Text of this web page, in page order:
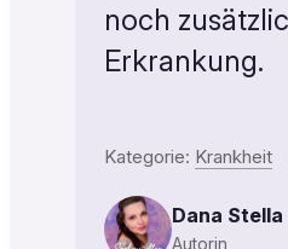
noch
Erkrankung.
Kategorie: Krankheit
Dana
Autorin